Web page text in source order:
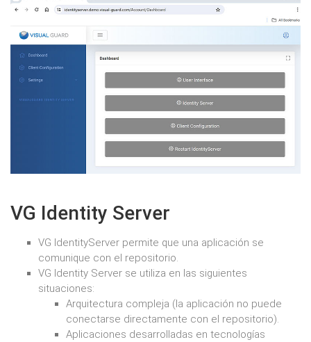
VG Identity Server
VG IdentityServer permite que una aplicación se
comunique con el repositorio.
VG Identity Server se utiliza en las siguientes
situaciones:
Arquitectura compleja (la aplicación no puede
conectarse directamente con el repositorio).
Aplicaciones desarrolladas en tecnologías